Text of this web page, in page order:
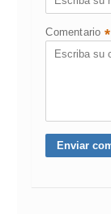
Comentario *